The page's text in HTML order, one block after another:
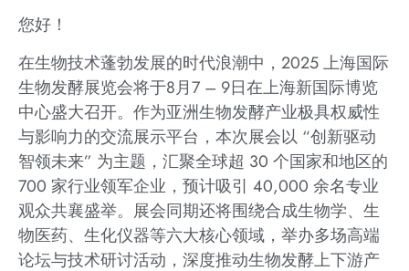
您好！
在生物技术蓬勃发展的时代浪潮中，2025 上海国际
生物发酵展览会将于8月7 – 9日在上海新国际博览
中心盛大召开。作为亚洲生物发酵产业极具权威性
与影响力的交流展示平台，本次展会以 “创新驱动
智领未来” 为主题，汇聚全球超 30 个国家和地区的
700 家行业领军企业，预计吸引 40,000 余名专业
观众共襄盛举。展会同期还将围绕合成生物学、生
物医药、生化仪器等六大核心领域，举办多场高端
论坛与技术研讨活动，深度推动生物发酵上下游产